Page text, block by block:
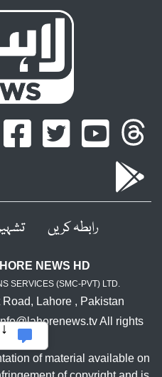
رابطہ کریں
NEWS HD
SERVICES (SMC-PVT) LTD.
Lahore , Pakistan
All rights
of material available on